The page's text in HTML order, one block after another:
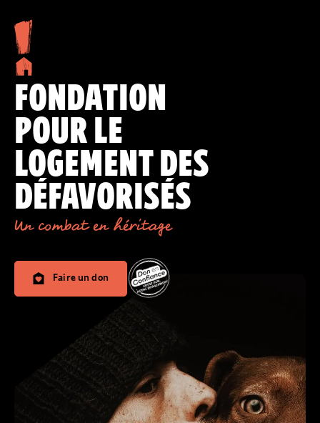
FONDATION
POUR LE
LOGEMENT DES
DÉFAVORISÉS
Un combat en héritage
Faire un don